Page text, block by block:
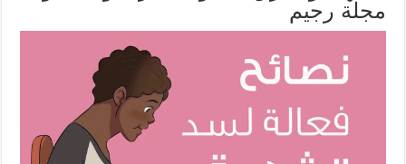
مجلة رجيم